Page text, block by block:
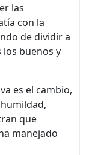
las
con la
de dividir a
buenos y
es el cambio,
que
manejado